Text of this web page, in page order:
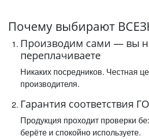
Почему выбирают
Производим сами — вы
переплачиваете
Никаких посредников. Честная
производителя.
Гарантия соответствия
Продукция проходит проверки
берёте и спокойно используете.